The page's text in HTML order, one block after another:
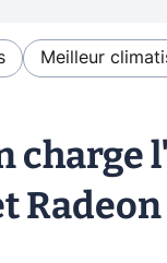
Meilleur